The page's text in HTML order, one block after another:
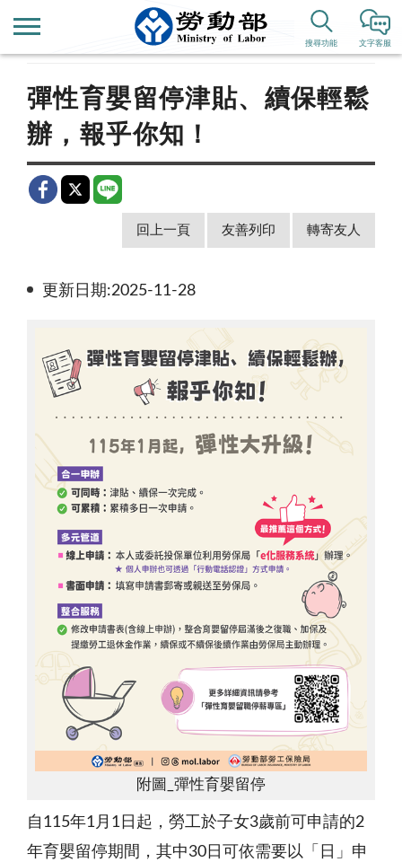
文字客服
搜尋功能
新聞公告 新聞稿
彈性育嬰留停津貼、續保輕鬆
辦，報乎你知！
回上一頁 友善列印 轉寄友人
更新日期:2025-11-28
附圖_彈性育嬰留停
自115年1月1日起，勞工於子女3歲前可申請的2
年育嬰留停期間，其中30日可依需要以「日」申